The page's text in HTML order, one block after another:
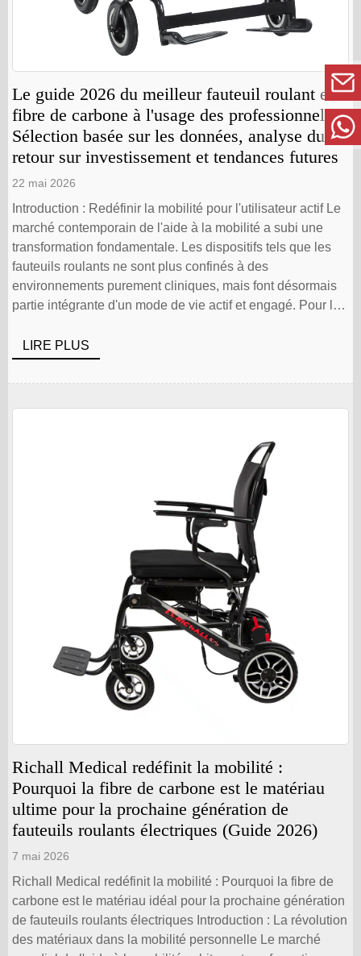
Le guide 2026 du meilleur fauteuil roulant en
fibre de carbone à l'usage des professionnels :
Sélection basée sur les données, analyse du
retour sur investissement et tendances futures
22 mai 2026
Introduction : Redéfinir la mobilité pour l'utilisateur actif Le
marché contemporain de l'aide à la mobilité a subi une
transformation fondamentale. Les dispositifs tels que les
fauteuils roulants ne sont plus confinés à des
environnements purement cliniques, mais font désormais
partie intégrante d'un mode de vie actif et engagé. Pour les
ciblant les marchés européens, australiens et américains, il
est essentiel de comprendre cette évolution. L'utilisateur
moderne - qu'il soit [...]
LIRE PLUS
Richall Medical redéfinit la mobilité :
Pourquoi la fibre de carbone est le matériau
ultime pour la prochaine génération de
fauteuils roulants électriques (Guide 2026)
7 mai 2026
Richall Medical redéfinit la mobilité : Pourquoi la fibre de
carbone est le matériau idéal pour la prochaine génération
de fauteuils roulants électriques Introduction : La révolution
des matériaux dans la mobilité personnelle Le marché